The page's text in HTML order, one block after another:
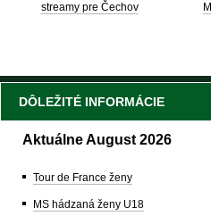
streamy pre Čechov
DÔLEŽITÉ INFORMÁCIE
Aktuálne August 2026
Tour de France ženy
MS hádzaná ženy U18